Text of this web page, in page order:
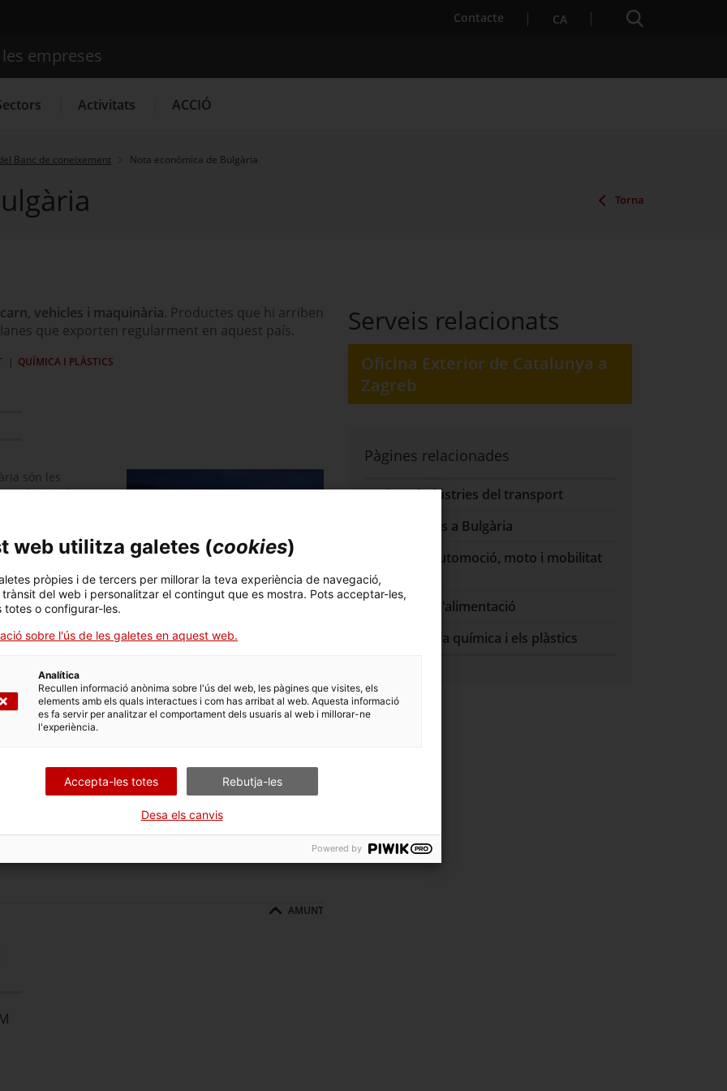
Contacte . Obre en una nova finestra.
CA Cercador
Cercador
d'innovació
empreses
Activitats ACCIÓ
Banc de coneixement Nota econòmica de Bulgària
Torna
carn, vehicles i maquinària. Productes que hi arriben
que exporten regularment en aquest país.
QUÍMICA I PLÀSTICS
Nota econòmica de Bulgària
són les
i les TIC.
internacional
país.
de Bulgària
energia, química i
internacional
condicions
ha
bones
inputs intermedis
per al
la Unió Europea. Durant els últims dos anys ha
recepta com de venda lliure. Des del 2021, el mercat
del 8 % anual (més de 2.000 milions d’euros), a causa,
i d’algunes especialitats oncològiques.
oportunitats de negoci internacionalque ofereix la
AMUNT
Serveis relacionats
Oficina Exterior de Catalunya a
Zagreb
Pàgines relacionades
Altres indústries del transport
Fer negocis a Bulgària
Sector d'automoció, moto i mobilitat
lleugera
Sector de l'alimentació
Sector de la química i els plàstics
web utilitza galetes (cookies)
pròpies i de tercers per millorar la teva experiència de navegació,
del web i personalitzar el contingut que es mostra. Pots acceptar-les,
totes o configurar-les.
sobre l'ús de les galetes en aquest web.
Analítica
Recullen informació anònima sobre l'ús del web, les pàgines que visites, els
elements amb els quals interactues i com has arribat al web. Aquesta informació
es fa servir per analitzar el comportament dels usuaris al web i millorar-ne
l'experiència.
Accepta-les totes Rebutja-les
Desa els canvis
Powered by